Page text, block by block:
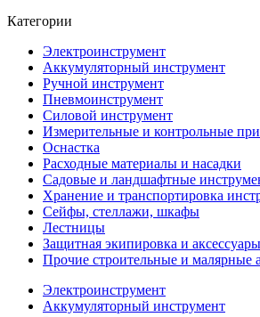
Категории
Электроинструмент
Аккумуляторный инструмент
Ручной инструмент
Пневмоинструмент
Силовой инструмент
Измерительные и контрольные
Оснастка
Расходные материалы и насадки
Садовые и ландшафтные
Хранение и транспортировка
Сейфы, стеллажи, шкафы
Лестницы
Защитная экипировка и аксессуары
Прочие строительные и малярные
Электроинструмент
Аккумуляторный инструмент